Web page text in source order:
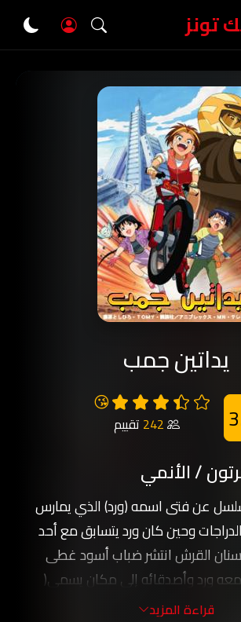
تونز
يداتين جمب
😘
242 تقييم
/ الأنمي
عن فتى اسمه (ورد) الذي يمارس
وحين كان ورد يتسابق مع أحد
القرش انتشر ضباب أسود غطى
معه ورد وأصدقائه إلى مكان يسمى(
) ولكي يخرج ورد و أصدقائه من هذا
قراءة المزيد